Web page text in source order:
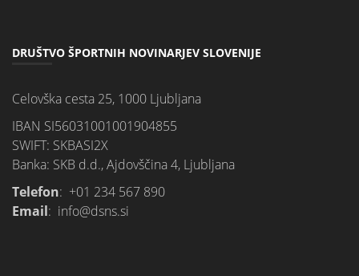
DRUŠTVO ŠPORTNIH NOVINARJEV SLOVENIJE
Celovška cesta 25, 1000 Ljubljana
IBAN SI56031001001904855
SWIFT: SKBASI2X
Banka: SKB d.d., Ajdovščina 4, Ljubljana
Telefon: +01 234 567 890
Email: info@dsns.si